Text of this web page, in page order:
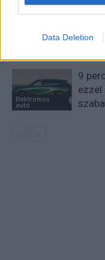
Data Deletion
Elektromos
A
Elektromos
autó
9
ezzel